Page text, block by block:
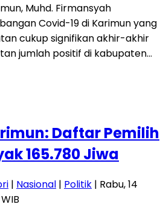
Muhd. Firmansyah
Covid-19 di Karimun yang
cukup signifikan akhir-akhir
jumlah positif di kabupaten…
Daftar Pemilih
165.780 Jiwa
| Nasional | Politik | Rabu, 14